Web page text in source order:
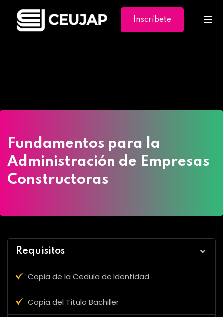
Inscríbete
Fundamentos para la
Administración de Empresas
Constructoras
Requisitos
Copia de la Cedula de Identidad
Copia del Título Bachiller